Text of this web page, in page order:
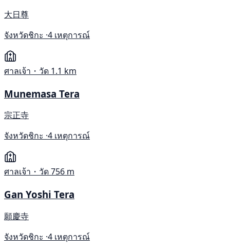
大日尊
จังหวัดชิกะ ·4 เหตุการณ์
ศาลเจ้า・วัด 1.1 km
Munemasa Tera
宗正寺
จังหวัดชิกะ ·4 เหตุการณ์
ศาลเจ้า・วัด756 m
Gan Yoshi Tera
願慶寺
จังหวัดชิกะ ·4 เหตุการณ์